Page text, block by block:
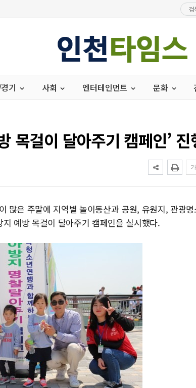
기 사회 엔터테인먼트 문화
목걸이 달아주기 캠페인’ 진
많은 주말에 지역별 놀이동산과 공원, 유원지, 관광
예방 목걸이 달아주기 캠페인을 실시했다.